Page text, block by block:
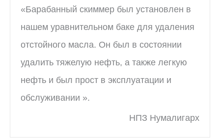
«Барабанный скиммер был установлен в
нашем уравнительном баке для удаления
отстойного масла. Он был в состоянии
удалить тяжелую нефть, а также легкую
нефть и был прост в эксплуатации и
обслуживании ».
НПЗ Нумалигарх